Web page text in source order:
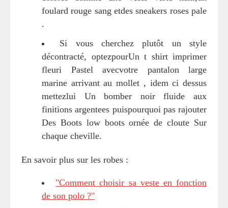
foulard rouge sang etdes sneakers roses pale
.
Si vous cherchez plutôt un style
décontracté, optezpourUn t shirt imprimer
fleuri Pastel avecvotre pantalon large
marine arrivant au mollet , idem ci dessus
mettezlui Un bomber noir fluide aux
finitions argentees puispourquoi pas rajouter
Des Boots low boots ornée de cloute Sur
chaque cheville.
En savoir plus sur les robes :
"Comment choisir sa veste en fonction
de son polo ?"